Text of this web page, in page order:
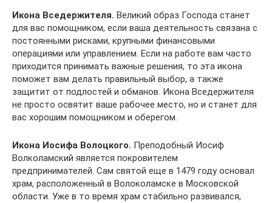
Икона Вседержителя. Великий образ Господа станет
для вас помощником, если ваша деятельность связана с
постоянными рисками, крупными финансовыми
операциями или управлением. Если на работе вам часто
приходится принимать важные решения, то эта икона
поможет вам делать правильный выбор, а также
защитит от подлостей и обманов. Икона Вседержителя
не просто освятит ваше рабочее место, но и станет для
вас хорошим помощником и оберегом.
Икона Иосифа Волоцкого. Преподобный Иосиф
Волколамский является покровителем
предпринимателей. Сам святой еще в 1479 году основал
храм, расположенный в Волоколамске в Московской
области. Уже в то время храм стабильно развивался,